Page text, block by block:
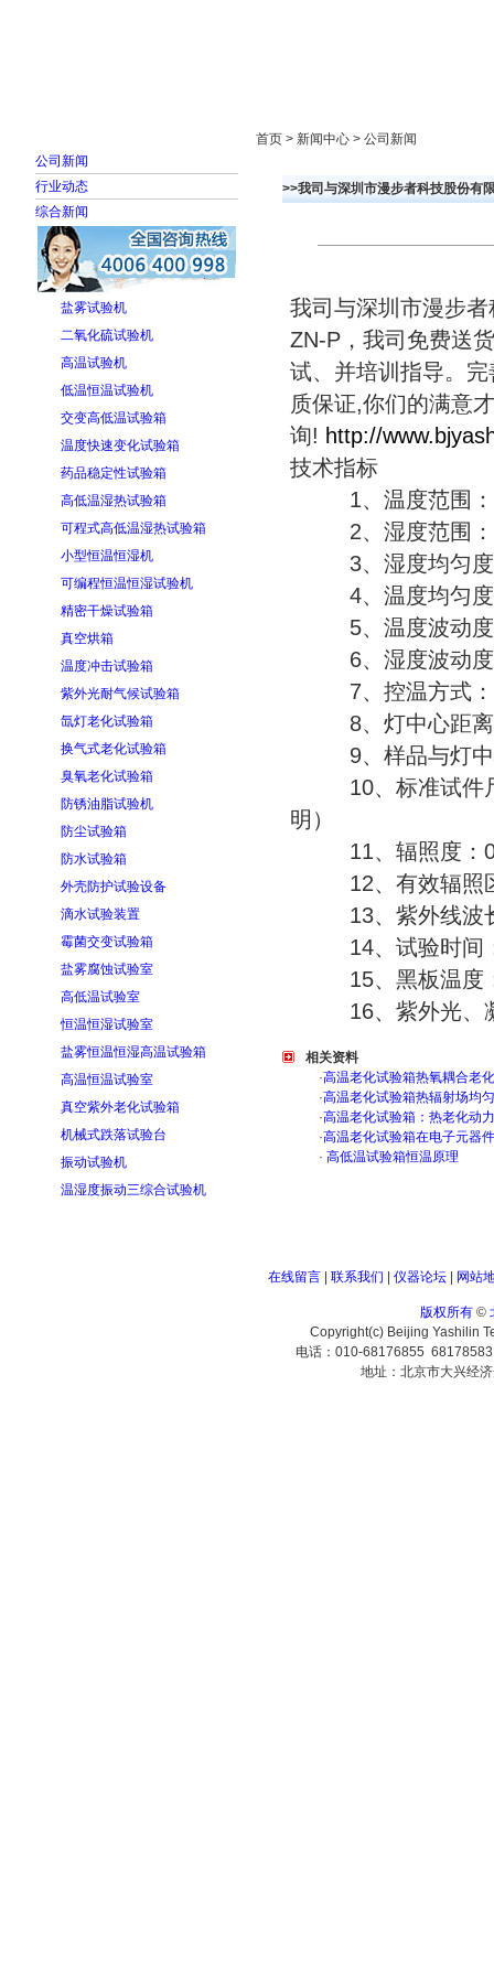
公司新闻
行业动态
综合新闻
盐雾试验机
二氧化硫试验机
高温试验机
低温恒温试验机
交变高低温试验箱
温度快速变化试验箱
药品稳定性试验箱
高低温湿热试验箱
可程式高低温湿热试验箱
小型恒温恒湿机
可编程恒温恒湿试验机
精密干燥试验箱
真空烘箱
温度冲击试验箱
紫外光耐气候试验箱
氙灯老化试验箱
换气式老化试验箱
臭氧老化试验箱
防锈油脂试验机
防尘试验箱
防水试验箱
外壳防护试验设备
滴水试验装置
霉菌交变试验箱
盐雾腐蚀试验室
高低温试验室
恒温恒湿试验室
盐雾恒温恒湿高温试验箱
高温恒温试验室
真空紫外老化试验箱
机械式跌落试验台
振动试验机
温湿度振动三综合试验机
首页 > 新闻中心 > 公司新闻
>>我司与深圳市漫步者科技股份有
我司与深圳市漫步
ZN-P，我司免费送
试、并培训指导。
质保证,你们的满意
询! http://
技术指标
1、温度范围：
2、湿度范围：
3、湿度均匀度
4、温度均匀度
5、温度波动度
6、湿度波动度
7、控温方式：
8、灯中心距离
9、样品与灯中
10、标准试件尺
明）
11、辐照度：
12、有效辐照区
13、紫外线波长
14、试验时间：
15、黑板温度
16、紫外光、凝
相关资料
·高温老化试验箱热氧耦合老
·高温老化试验箱热辐射场均
·高温老化试验箱：热老化动
·高温老化试验箱在电子元器
· 高低温试验箱恒温原理
在线留言| 联系我们 仪器论坛| 网站
版权所有©
Copyright(c) Beijing Yashilin
电话：010-68176855
地址：北京市大兴经